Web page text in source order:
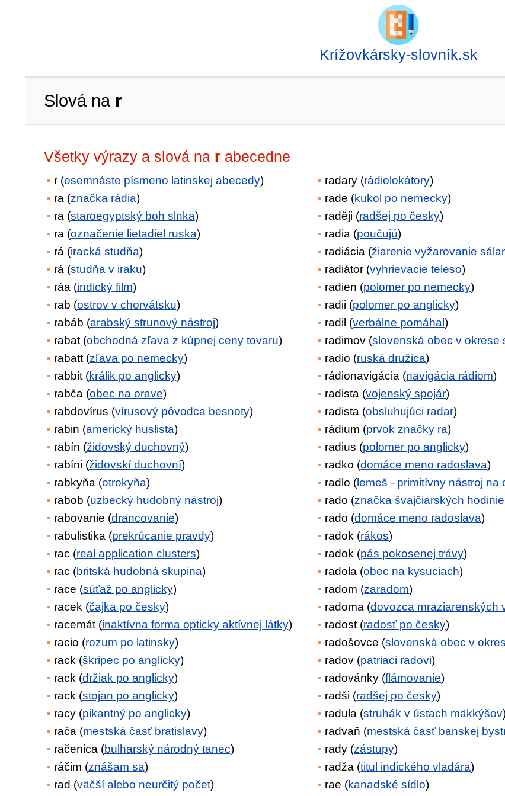
Krížovkársky-slovník.sk
Slová na r
Všetky výrazy a slová na rabecedne
r (osemnáste písmeno latinskej abecedy)
ra (značka rádia)
ra (staroegyptský boh slnka)
ra (označenie lietadiel ruska)
rá (iracká studňa)
rá (studňa v iraku)
ráa (indický film)
rab (ostrov v chorvátsku)
rabáb (arabský strunový nástroj)
rabat (obchodná zľava z kúpnej ceny tovaru)
rabatt (zľava po nemecky)
rabbit (králik po anglicky)
rabča (obec na orave)
rabdovírus (vírusový pôvodca besnoty)
rabin (americký huslista)
rabín (židovský duchovný)
rabíni (židovskí duchovní)
rabkyňa (otrokyňa)
rabob (uzbecký hudobný nástroj)
rabovanie (drancovanie)
rabulistika (prekrúcanie pravdy)
rac (real application clusters)
rac (britská hudobná skupina)
race (súťaž po anglicky)
racek (čajka po česky)
racemát (inaktívna forma opticky aktívnej látky)
racio (rozum po latinsky)
rack (škripec po anglicky)
rack (držiak po anglicky)
rack (stojan po anglicky)
racy (pikantný po anglicky)
rača (mestská časť bratislavy)
račenica (bulharský národný tanec)
ráčim (znášam sa)
rad (väčší alebo neurčitý počet)
radary (rádiolokátory)
rade (kukol po nemecky)
raději (radšej po česky)
radia (poučujú)
radiácia (žiarenie vyžarovanie
radiátor (vyhrievacie teleso)
radien (polomer po nemecky)
radii (polomer po anglicky)
radil (verbálne pomáhal)
radimov (slovenská obec v okrese
radio (ruská družica)
rádionavigácia (navigácia rádiom)
radista (vojenský spojár)
radista (obsluhujúci radar)
rádium (prvok značky ra)
radius (polomer po anglicky)
radko (domáce meno radoslava)
radlo (lemeš - primitívny nástroj na
rado (značka švajčiarských
rado (domáce meno radoslava)
radok (rákos)
radok (pás pokosenej trávy)
radola (obec na kysuciach)
radom (zaradom)
radoma (dovozca mraziarenských
radost (radosť po česky)
radošovce (slovenská obec v
radov (patriaci radovi)
radovánky (flámovanie)
radši (radšej po česky)
radula (struhák v ústach mäkkýšov
radvaň (mestská časť banskej
rady (zástupy)
radža (titul indického vladára)
rae (kanadské sídlo)